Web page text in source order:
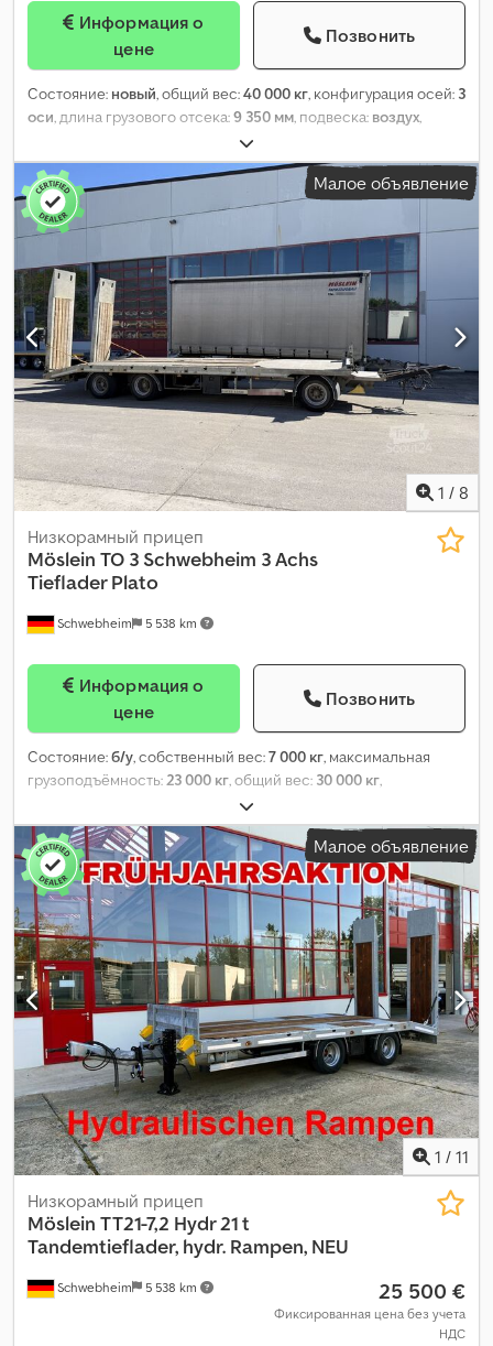
цене
Позвонить
Состояние: новый, общий вес:40 000 кг, конфигурация осей: 3
оси, длина грузового отсека:9 350 мм, подвеска: воздух,
, цвет:
другое, размер передней шины:235/75 R 17,5, размер задней
шины:235/75 R 17,5, кабина водителя: другое, класс выбросов:
нет, топливо: биодизель, Оборудование:
пневматический тормоз
Малое объявление
1 / 8
Schwebheim 5 538 km
Низкорамный прицеп
Möslein TO 3 Schwebheim 3 Achs
Tieflader Plato
цене
Позвонить
Состояние:б/у, собственный вес:7 000 кг, максимальная
грузоподъёмность:23 000 кг, общий вес: 30 000 кг,
, первая регистрация:
следующая проверка (TÜV):08/2026, длина грузового отсека:
8 100 мм, подвеска: воздух , размер шины:235/75R17,5 --/140J,
цвет:другое, тип передачи:другое, размер передней шины:
235/75R17,5 --/140J
, размер задней шины:235/75R17,5 --/140J,
кабина водителя: другое , класс выбросов: нет, Оборудование:
ABS, пневматический тормоз,
Малое объявление
1 / 11
Schwebheim 5 538 km
Низкорамный прицеп
Möslein TT21-7,2 Hydr 21 t
Tandemtieflader, hydr. Rampen, NEU
25 500 €
Фиксированная цена без учета
НДС